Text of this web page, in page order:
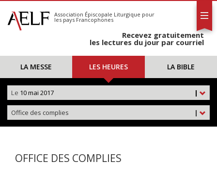
S'abonner
Calendrier
Association Épiscopale Liturgique pour
les pays Francophones
Recevez gratuitement
les lectures du jour par courriel
LA MESSE LES HEURES LA BIBLE
|
Le 10 mai 2017
|
Office des complies
OFFICE DES COMPLIES